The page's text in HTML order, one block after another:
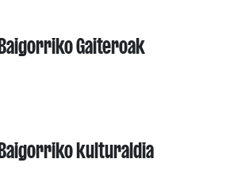
Baigorriko Gaiteroak
Baigorriko kulturaldia